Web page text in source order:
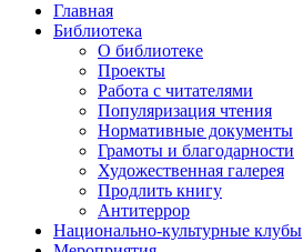
Главная
Библиотека
О библиотеке
Проекты
Работа с читателями
Популяризация чтения
Нормативные документы
Грамоты и благодарности
Художественная галерея
Продлить книгу
Антитеррор
Национально-культурные клубы